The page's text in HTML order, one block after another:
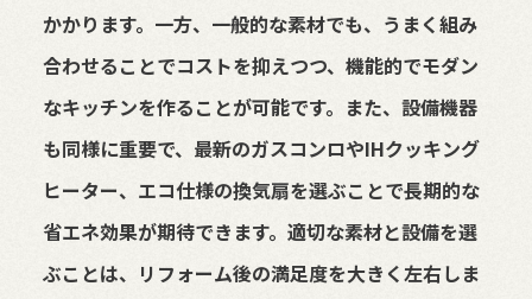
かかります。一方、一般的な素材でも、うまく組み
合わせることでコストを抑えつつ、機能的でモダン
なキッチンを作ることが可能です。また、設備機器
も同様に重要で、最新のガスコンロやIHクッキング
ヒーター、エコ仕様の換気扇を選ぶことで長期的な
省エネ効果が期待できます。適切な素材と設備を選
ぶことは、リフォーム後の満足度を大きく左右しま